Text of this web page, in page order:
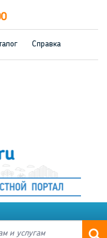
Справка